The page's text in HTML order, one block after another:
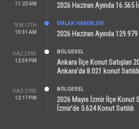
11:22 AM
2026 Haziran Ayında 16.565
TEM 17TH
10:31 AM
EMLAK HABERLERI
2026 Haziran Ayında 129.979
HAZ 23RD
12:59 PM
BÖLGESEL
Ankara İlçe Konut Satışları
Ankara’da 8.021 konut Satıldı
HAZ 23RD
12:17 PM
BÖLGESEL
2026 Mayıs İzmir İlçe Konut
İzmir’de 5.624 Konut Satıldı